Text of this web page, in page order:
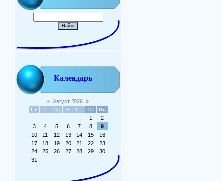
Календарь
« Август 2026 »
Пн
Вт Ср Чт Пт Сб
Вс
1
2
3
4 5 6 7 8
9
10
11 12 13 14 15
16
17
18 19 20 21 22
23
24
25 26 27 28 29
30
31